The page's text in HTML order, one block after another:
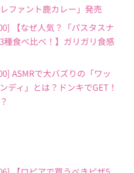
ファント鹿カレー」発売
【なぜ人気？「パスタスナ
種食べ比べ！】ガリガリ食感
ASMRで大バズりの「ワッ
ディ」とは？ドンキでGET！